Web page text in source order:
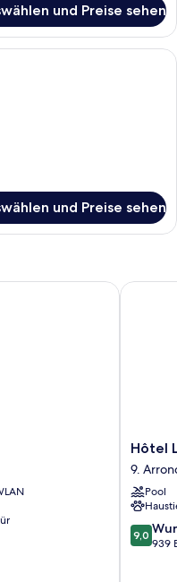
und Preise sehen
schallisolierte Zimmer,
und Preise sehen
Hôtel
Les
Matins
de
Paris
&
Spa
Hôtel
9.
Pool
9.0
von
9,0
939
Hôtel